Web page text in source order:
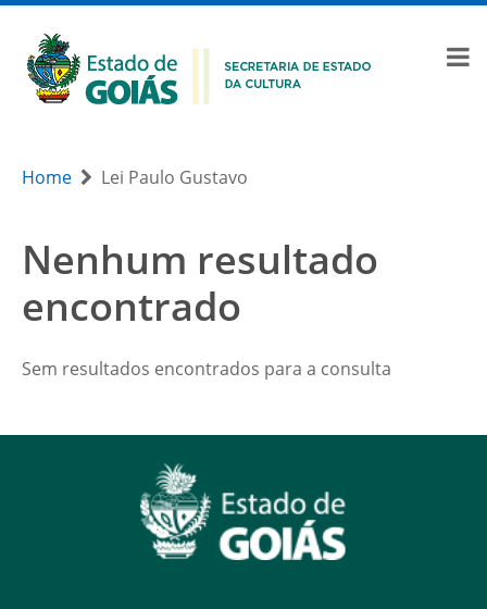
Home Lei Paulo Gustavo
Nenhum resultado
encontrado
Sem resultados encontrados para a consulta